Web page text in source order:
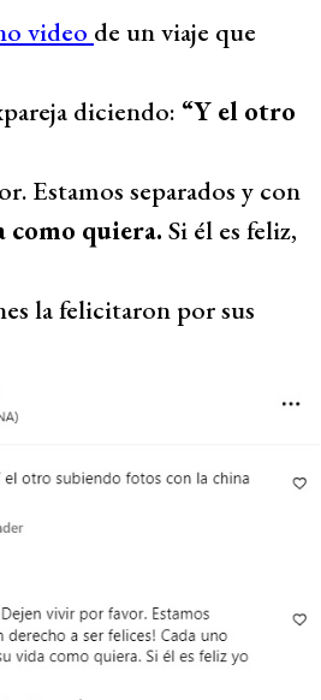
video de un viaje que
diciendo: “Y el otro
Estamos separados y con
como quiera. Si él es feliz,
la felicitaron por sus